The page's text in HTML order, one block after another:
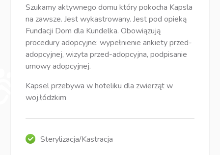
Szukamy aktywnego domu który pokocha Kapsla
na zawsze. Jest wykastrowany. Jest pod opieką
Fundacji Dom dla Kundelka. Obowiązują
procedury adopcyjne: wypełnienie ankiety przed-
adopcyjnej, wizyta przed-adopcyjna, podpisanie
umowy adopcyjnej.
Kapsel przebywa w hoteliku dla zwierząt w
woj.łódzkim
Sterylizacja/Kastracja